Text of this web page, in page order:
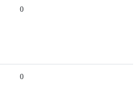
0
0